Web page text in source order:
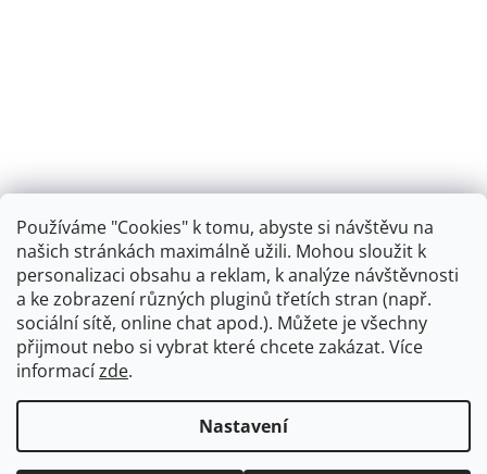
Používáme "Cookies" k tomu, abyste si návštěvu na
našich stránkách maximálně užili. Mohou sloužit k
personalizaci obsahu a reklam, k analýze návštěvnosti
a ke zobrazení různých pluginů třetích stran (např.
sociální sítě, online chat apod.). Můžete je všechny
přijmout nebo si vybrat které chcete zakázat. Více
informacízde.
Nastavení
Retro koupelna
Vytvořil Shoptet + plnenieshopu.cz